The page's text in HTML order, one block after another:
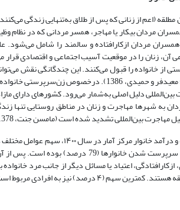
(اعم از زنانی که پس از طلاق به‌تنهایی زندگی
مردان بیکار یا مهاجر، همسر مردانی که در
همسران مردان ازکارافتاده و سالمند را شامل
آن، زنان را در موقعیت آسیب اجتماعی و اقتصادی
صدیق سروستانی، 1387؛ معیدفر و حمیدی،
بین‌المللی دلیل اصلی به‌شمار می‌رود. کشورهای دارای
به شهرها مهاجرت و زنان در مناطق روستایی تنها
مهاجرت بین‌المللی تشدید شده‌ است (مامسن جنت، 1378).
به افرادی مربوط است که هرگز ازدواج نکرده‌اند.